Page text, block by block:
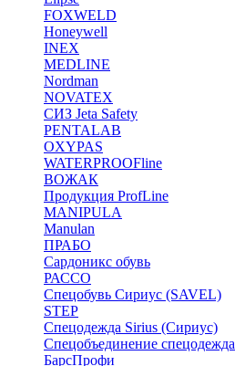
FOXWELD
Honeywell
INEX
MEDLINE
Nordman
NOVATEX
СИЗ Jeta Safety
PENTALAB
OXYPAS
WATERPROOFline
ВОЖАК
Продукция ProfLine
MANIPULA
Manulan
ПРАБО
Сардоникс обувь
РАССО
Спецобувь Сириус (SAVEL)
STEP
Спецодежда Sirius (Сириус)
Спецобъединение спецодежда
БарсПрофи